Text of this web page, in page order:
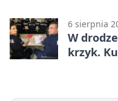
6 sierpnia
W
krzyk.